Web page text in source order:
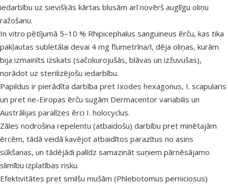
iedarbību uz sievišķās kārtas blusām arī novērš auglīgu oliņu
ražošanu.
In vitro pētījumā 5–10 % Rhipicephalus sanguineus ērču, kas tika
pakļautas subletālai devai 4 mg flumetrīna/l, dēja oliņas, kurām
bija izmainīts izskats (sačokurojušās, blāvas un izžuvušas),
norādot uz sterilizējošu iedarbību.
Papildus ir pierādīta darbība pret Ixodes hexagonus, I. scapularis
un pret ne-Eiropas ērču sugām Dermacentor variabilis un
Austrālijas paralīzes ērci I. holocyclus.
Zāles nodrošina repelentu (atbaidošu) darbību pret minētajām
ērcēm, tādā veidā kavējot atbaidītos parazītus no asins
sūkšanas, un tādējādi palīdz samazināt suņiem pārnēsājamo
slimību izplatības risku.
Efektivitātes pret smilšu mušām (Phlebotomus perniciosus)